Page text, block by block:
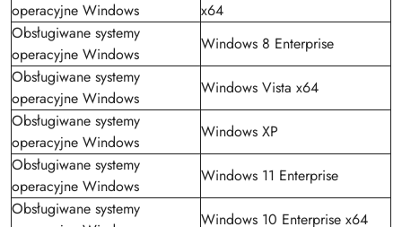
operacyjne Windows
x64
Obsługiwane systemy
operacyjne Windows
Windows 8 Enterprise
Obsługiwane systemy
operacyjne Windows
Windows Vista x64
Obsługiwane systemy
operacyjne Windows
Windows XP
Obsługiwane systemy
operacyjne Windows
Windows 11 Enterprise
Obsługiwane systemy
Windows 10 Enterprise x64